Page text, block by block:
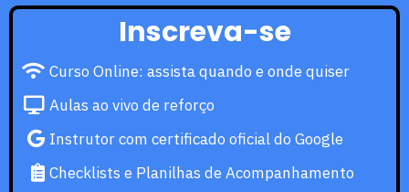
Inscreva-se
Curso Online: assista quando e onde quiser
Aulas ao vivo de reforço
Instrutor com certificado oficial do Google
Checklists e Planilhas de Acompanhamento